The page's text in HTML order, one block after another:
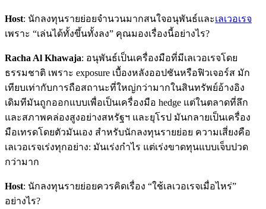
Host: นักลงทุนรายย่อยจำนวนมากสนใจอนุพันธ์และเลเวอเรจ
เพราะ “เล่นได้ทั้งขึ้นทั้งลง” คุณมองเรื่องนี้อย่างไร?
Racha Al Khawaja: อนุพันธ์เป็นเครื่องมือที่มีเลเวอเรจโดย
ธรรมชาติ เพราะ exposure เบื้องหลังออปชันหรือฟิวเจอร์ส มัก
เทียบเท่ากับการถือสถานะที่ใหญ่กว่ามากในสินทรัพย์อ้างอิง
เดิมทีมันถูกออกแบบเพื่อเป็นเครื่องมือ hedge แต่ในตลาดที่ลึก
และสภาพคล่องสูงอย่างสหรัฐฯ และยุโรป มันกลายเป็นเครื่อง
มือเทรดโดยตัวมันเอง สำหรับนักลงทุนรายย่อย ความเสี่ยงคือ
เลเวอเรจเร่งทุกอย่าง: มันเร่งกำไร แต่เร่งขาดทุนแบบเจ็บปวด
กว่ามาก
Host: นักลงทุนรายย่อยควรคิดเรื่อง “ใช้เลเวอเรจเมื่อไหร่”
อย่างไร?